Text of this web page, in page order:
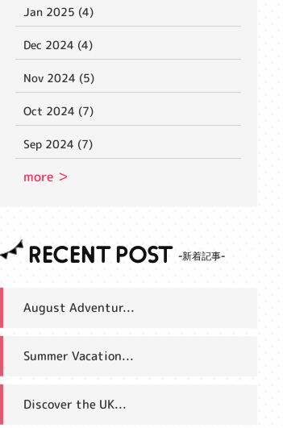
Jan 2025 (4)
Dec 2024 (4)
Nov 2024 (5)
Oct 2024 (7)
Sep 2024 (7)
more ＞
RECENT POST
August Adventur...
Summer Vacation...
Discover the UK...